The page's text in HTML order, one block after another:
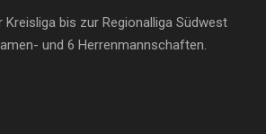
Kreisliga bis zur Regionalliga Südwest
und 6 Herrenmannschaften.